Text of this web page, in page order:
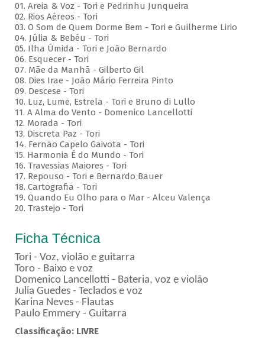
01. Areia & Voz - Tori e Pedrinhu Junqueira
02. ⁠Rios Aéreos - Tori
03. O Som de Quem Dorme Bem - Tori e Guilherme Lirio
04. Júlia & Bebéu - Tori
05. Ilha Úmida - Tori e João Bernardo
06. Esquecer - Tori
07. Mãe da Manhã - Gilberto Gil
08. Dies Irae - João Mário Ferreira Pinto
09. Descese - Tori
10. Luz, Lume, Estrela - Tori e Bruno di Lullo
11. A Alma do Vento - Domenico Lancellotti
12. Morada - Tori
13. Discreta Paz - Tori
14. Fernão Capelo Gaivota - Tori
15. Harmonia É do Mundo - Tori
16. Travessias Maiores - Tori
17. Repouso - Tori e Bernardo Bauer
⁠18. Cartografia - Tori
19. Quando Eu Olho para o Mar - Alceu Valença
20. Trastejo - Tori
Ficha Técnica
Tori - Voz, violão e guitarra
Toro - Baixo e voz
Domenico Lancellotti - Bateria, voz e violão
Julia Guedes - Teclados e voz
Karina Neves - Flautas
Paulo Emmery - Guitarra
Classificação: LIVRE